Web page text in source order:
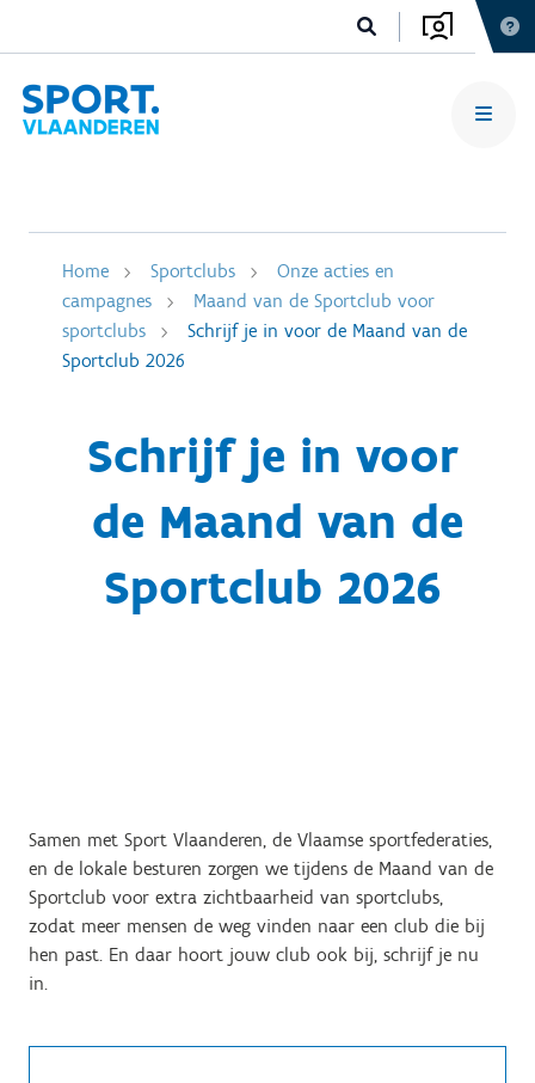
Home Sportclubs
Onze acties en
campagnes
Maand van de Sportclub voor
sportclubs
Schrijf je in voor de Maand van de
Sportclub 2026
Schrijf je in voor
de Maand van de
Sportclub 2026
Samen met Sport Vlaanderen, de Vlaamse sportfederaties,
en de lokale besturen zorgen we tijdens de Maand van de
Sportclub voor extra zichtbaarheid van sportclubs,
zodat meer mensen de weg vinden naar een club die bij
hen past. En daar hoort jouw club ook bij, schrijf je nu
in.